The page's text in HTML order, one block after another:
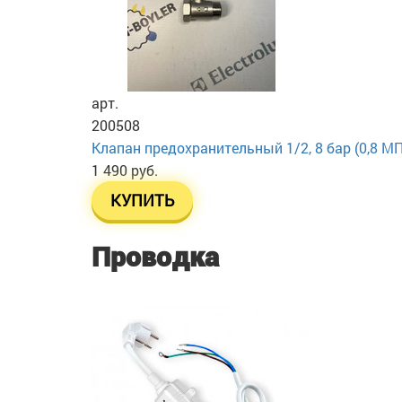
арт.
200508
Клапан предохранительный 1/2, 8 бар (0,8
1 490 руб.
КУПИТЬ
Проводка